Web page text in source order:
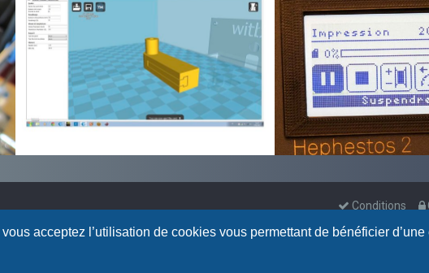
acceptez l’utilisation de cookies vous permettant de bénéficier
Conditions